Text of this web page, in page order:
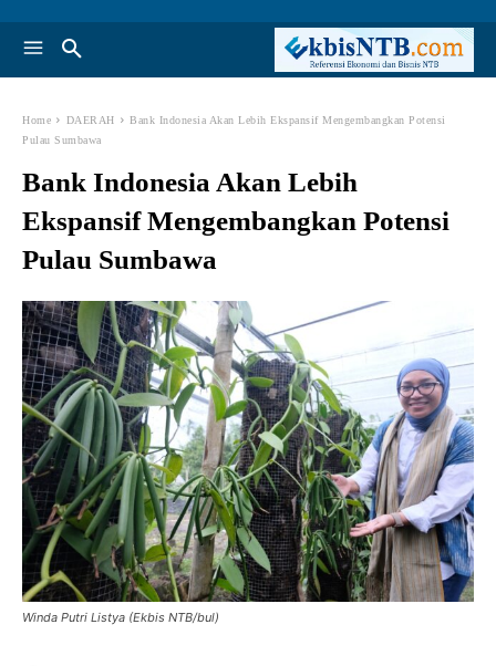
Home DAERAH
Bank Indonesia Akan Lebih Ekspansif Mengembangkan Potensi
Pulau Sumbawa
Bank Indonesia Akan Lebih
Ekspansif Mengembangkan Potensi
Pulau Sumbawa
Winda Putri Listya (Ekbis NTB/bul)